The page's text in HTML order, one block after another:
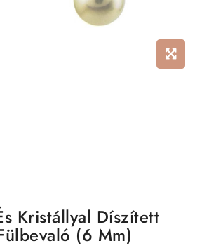
Kristállyal Díszített
(6 Mm)